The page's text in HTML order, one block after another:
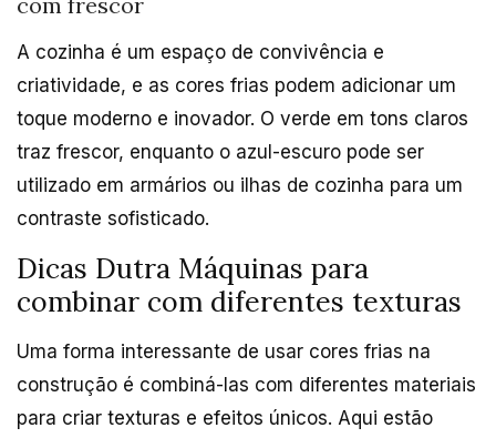
A cozinha é um espaço de convivência e
criatividade, e as cores frias podem adicionar um
toque moderno e inovador. O verde em tons claros
traz frescor, enquanto o azul-escuro pode ser
utilizado em armários ou ilhas de cozinha para um
contraste sofisticado.
Dicas Dutra Máquinas para
combinar com diferentes texturas
Uma forma interessante de usar cores frias na
construção é combiná-las com diferentes materiais
para criar texturas e efeitos únicos. Aqui estão